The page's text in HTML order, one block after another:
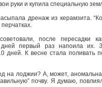
руки и купила специальную
дренаж из керамзита.
после пересадки
дней первый раз напоила их.
дней. К весне стала поливать
на лоджии? А, может,
почву. Я думаю,